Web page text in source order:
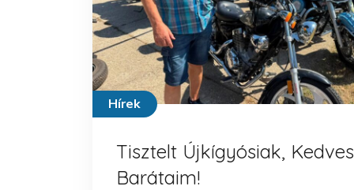
Hírek
Tisztelt Újkígyósiak, Kedves
Barátaim!